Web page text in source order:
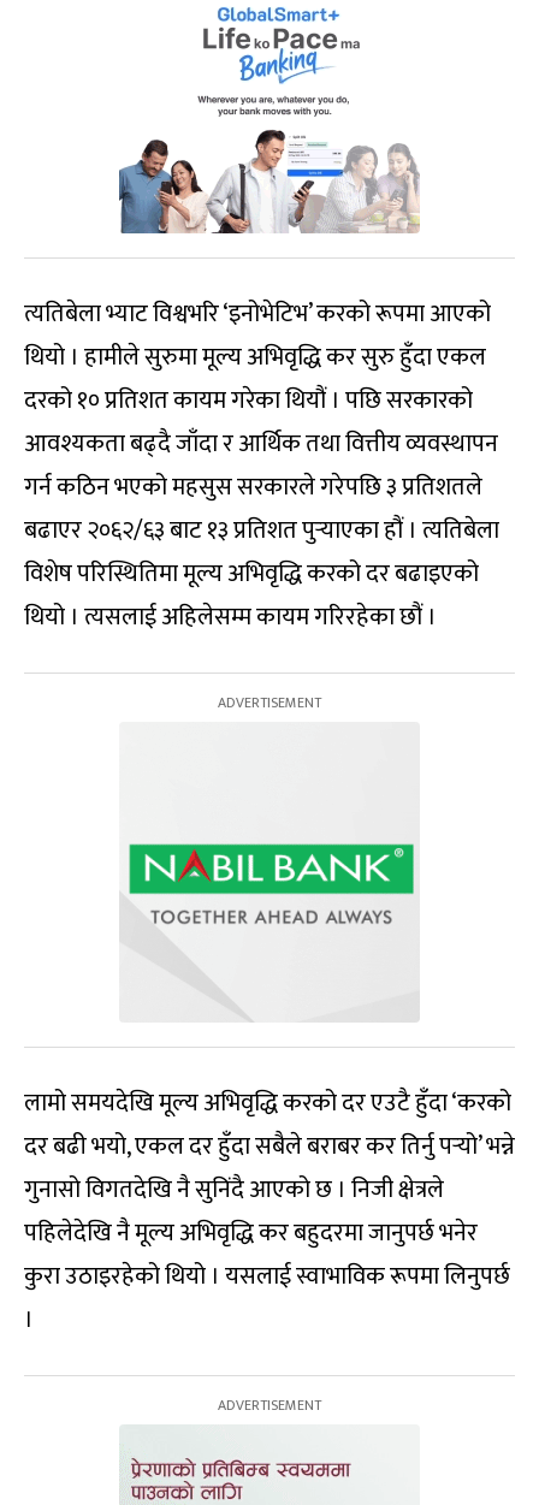
त्यतिबेला भ्याट विश्वभरि ‘इनोभेटिभ’ करको रूपमा आएको
थियो । हामीले सुरुमा मूल्य अभिवृद्धि कर सुरु हुँदा एकल
दरको १० प्रतिशत कायम गरेका थियौं । पछि सरकारको
आवश्यकता बढ्दै जाँदा र आर्थिक तथा वित्तीय व्यवस्थापन
गर्न कठिन भएको महसुस सरकारले गरेपछि ३ प्रतिशतले
बढाएर २०६२/६३ बाट १३ प्रतिशत पुर्‍याएका हौं । त्यतिबेला
विशेष परिस्थितिमा मूल्य अभिवृद्धि करको दर बढाइएको
थियो । त्यसलाई अहिलेसम्म कायम गरिरहेका छौं ।
लामो समयदेखि मूल्य अभिवृद्धि करको दर एउटै हुँदा ‘करको
दर बढी भयो, एकल दर हुँदा सबैले बराबर कर तिर्नु पर्‍यो’ भन्ने
गुनासो विगतदेखि नै सुनिंदै आएको छ । निजी क्षेत्रले
पहिलेदेखि नै मूल्य अभिवृद्धि कर बहुदरमा जानुपर्छ भनेर
कुरा उठाइरहेको थियो । यसलाई स्वाभाविक रूपमा लिनुपर्छ
।